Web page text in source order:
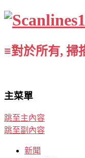
≡對於所有, 掃
主菜單
跳至主內容
跳至副內容
新聞